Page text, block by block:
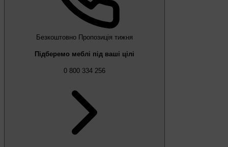
Безкоштовно Пропозиція тижня
Підберемо меблі під ваші цілі
0 800 334 256